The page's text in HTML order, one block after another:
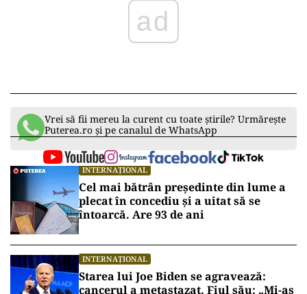
ad
Vrei să fii mereu la curent cu toate știrile? Urmărește
Puterea.ro și pe canalul de WhatsApp
INTERNAȚIONAL
Cel mai bătrân președinte din lume a
plecat în concediu și a uitat să se
întoarcă. Are 93 de ani
INTERNAȚIONAL
Starea lui Joe Biden se agravează:
cancerul a metastazat. Fiul său: „Mi-aș